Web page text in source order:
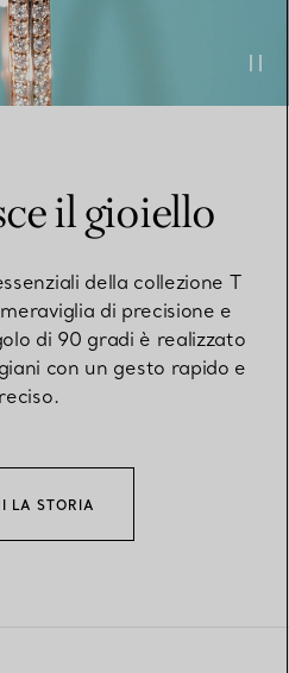
il gioiello
della collezione T
di precisione e
di 90 gradi è realizzato
con un gesto rapido e
LA STORIA